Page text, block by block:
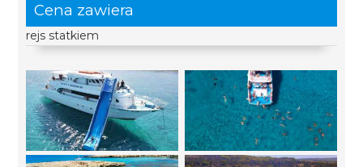
Cena zawiera
rejs statkiem